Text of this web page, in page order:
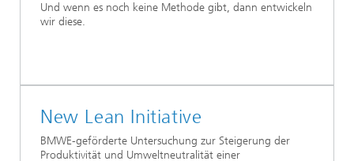
Und wenn es noch keine Methode gibt, dann entwickeln
wir diese.
New Lean Initiative
BMWE-geförderte Untersuchung zur Steigerung der
Produktivität und Umweltneutralität einer